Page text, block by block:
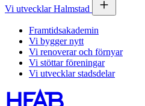
Vi utvecklar Halmstad
Framtidsakademin
Vi bygger nytt
Vi renoverar och förnyar
Vi stöttar föreningar
Vi utvecklar stadsdelar